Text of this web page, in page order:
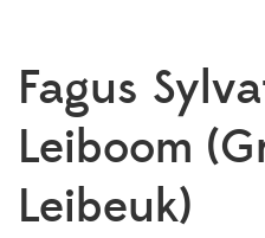
Fagus
Leiboom
Leibeuk)